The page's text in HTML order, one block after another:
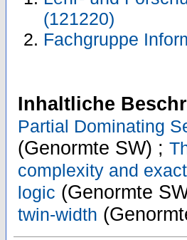
(121220)
Fachgruppe
Inhaltliche
Partial Dominating
(Genormte SW) ;
complexity and
logic (Genormte
twin-width